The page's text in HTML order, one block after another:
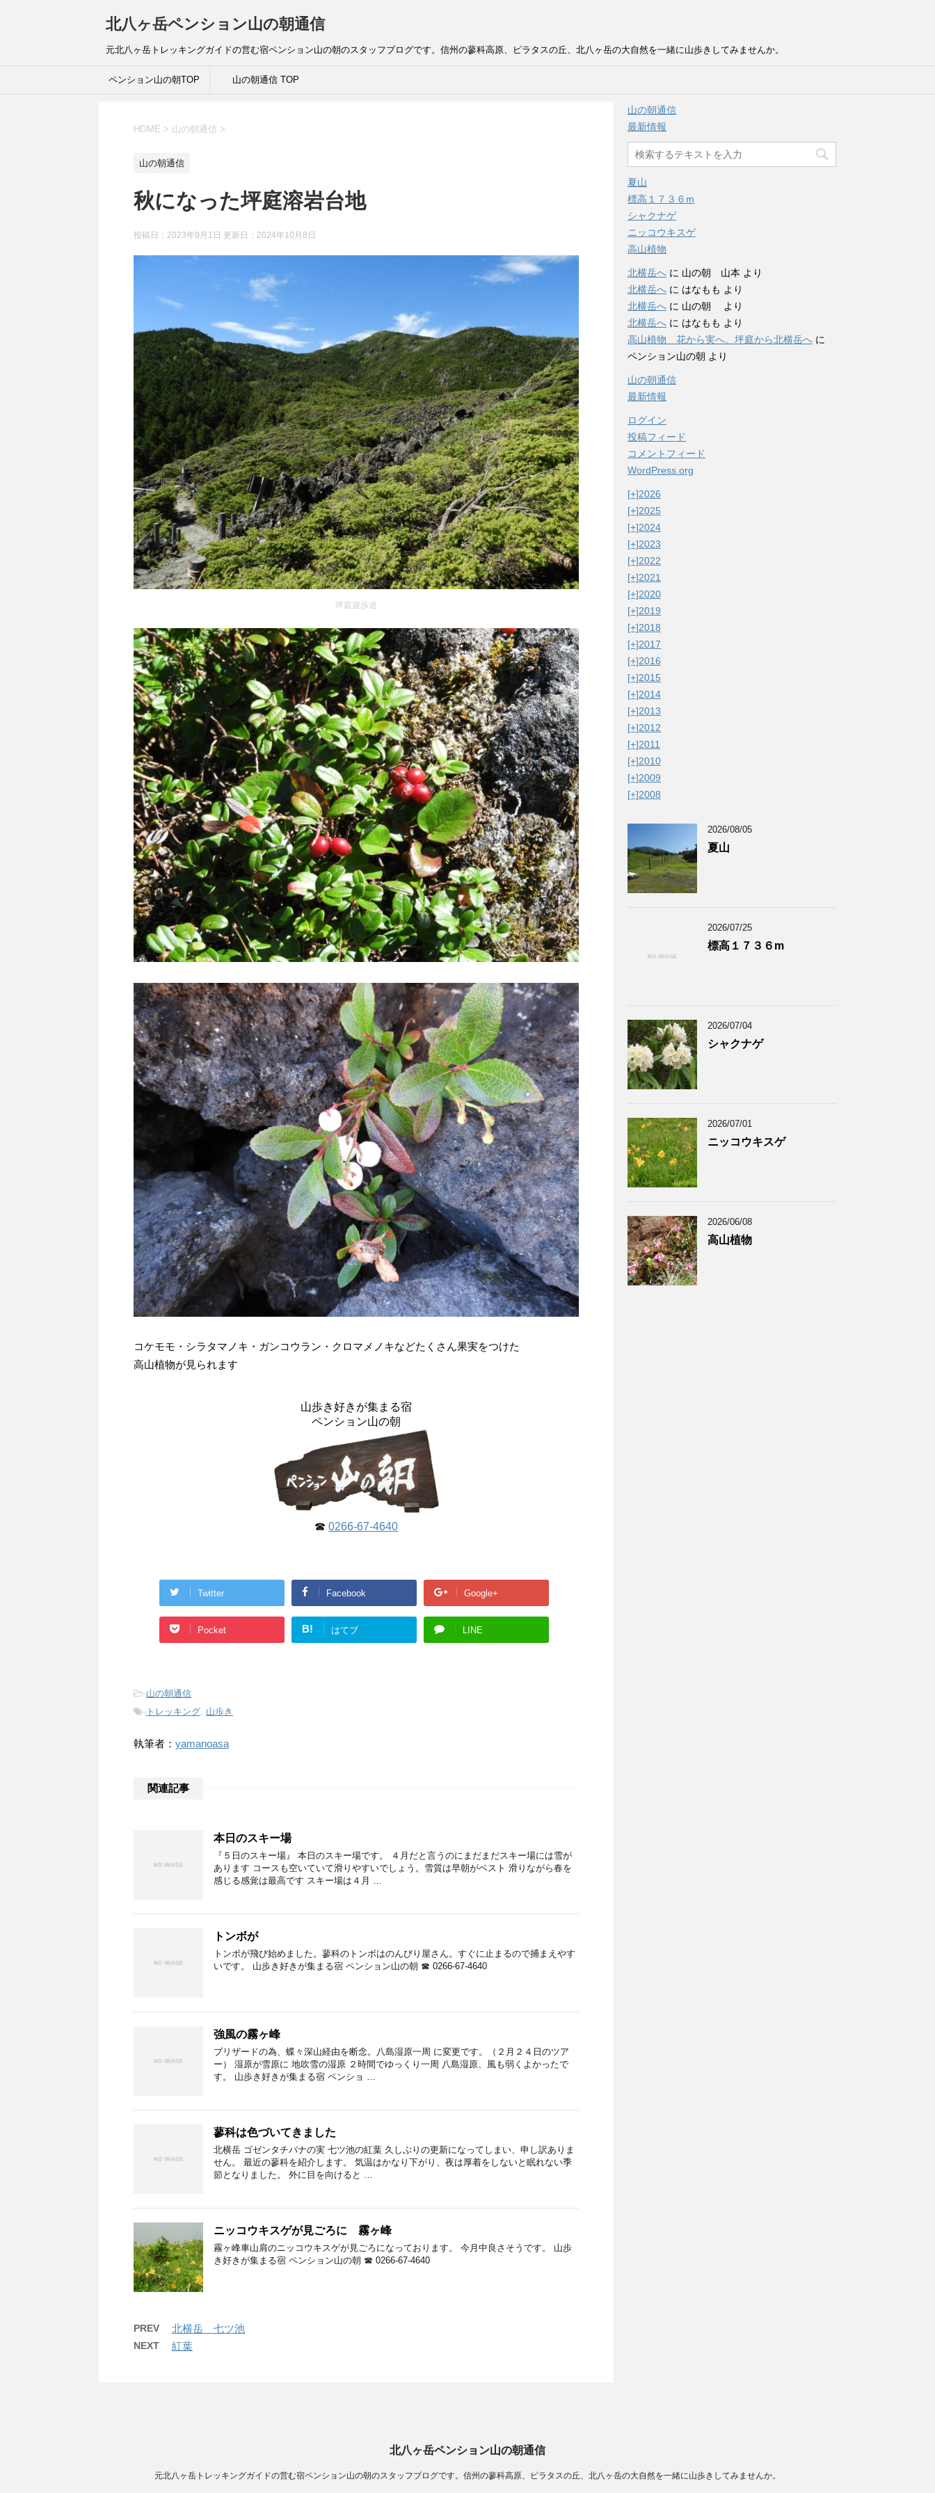
北八ヶ岳ペンション山の朝通信
元北八ヶ岳トレッキングガイドの営む宿ペンション山の朝のスタッフブログです。信州の蓼科高原、ピラタスの丘、北八ヶ岳の大自然を一緒に山歩きしてみませんか。
ペンション山の朝TOP 山の朝通信 TOP
HOME > 山の朝通信 >
山の朝通信
秋になった坪庭溶岩台地
投稿日：2023年9月1日 更新日： 2024年10月8日
坪庭遊歩道
コケモモ・シラタマノキ・ガンコウラン・クロマメノキなどたくさん果実をつけた
高山植物が見られます
山歩き好きが集まる宿
ペンション山の朝
☎ 0266-67-4640
Twitter Facebook Google+
Pocket B! はてブ LINE
-山の朝通信
- トレッキング, 山歩き
執筆者： yamanoasa
関連記事
本日のスキー場
『５日のスキー場』 本日のスキー場です。 ４月だと言うのにまだまだスキー場には雪が
あります コースも空いていて滑りやすいでしょう。雪質は早朝がベスト 滑りながら春を
感じる感覚は最高です スキー場は４月 …
トンボが
トンボが飛び始めました。蓼科のトンボはのんびり屋さん。すぐに止まるので捕まえやす
いです。 山歩き好きが集まる宿 ペンション山の朝 ☎ 0266-67-4640
強風の霧ヶ峰
ブリザードの為、蝶々深山経由を断念。八島湿原一周 に変更です。（２月２４日のツア
ー） 湿原が雪原に 地吹雪の湿原 ２時間でゆっくり一周 八島湿原、風も弱くよかったで
す。 山歩き好きが集まる宿 ペンショ …
蓼科は色づいてきました
北横岳 ゴゼンタチバナの実 七ツ池の紅葉 久しぶりの更新になってしまい、申し訳ありま
せん。 最近の蓼科を紹介します。 気温はかなり下がり、夜は厚着をしないと眠れない季
節となりました。 外に目を向けると …
ニッコウキスゲが見ごろに 霧ヶ峰
霧ヶ峰車山肩のニッコウキスゲが見ごろになっております。 今月中良さそうです。 山歩
き好きが集まる宿 ペンション山の朝 ☎ 0266-67-4640
PREV 北横岳 七ツ池
NEXT 紅葉
山の朝通信
最新情報
夏山
標高１７３６m
シャクナゲ
ニッコウキスゲ
高山植物
北横岳へ に 山の朝 山本 より
北横岳へ に はなもも より
北横岳へ に 山の朝
より
北横岳へ に はなもも より
高山植物 花から実へ。坪庭から北横岳へ に
ペンション山の朝 より
山の朝通信
最新情報
ログイン
投稿フィード
コメントフィード
WordPress.org
[+]2026
[+]2025
[+]2024
[+]2023
[+]2022
[+]2021
[+]2020
[+]2019
[+]2018
[+]2017
[+]2016
[+]2015
[+]2014
[+]2013
[+]2012
[+]2011
[+]2010
[+]2009
[+]2008
2026/08/05
夏山
2026/07/25
標高１７３６m
2026/07/04
シャクナゲ
2026/07/01
ニッコウキスゲ
2026/06/08
高山植物
北八ヶ岳ペンション山の朝通信
元北八ヶ岳トレッキングガイドの営む宿ペンション山の朝のスタッフブログです。信州の蓼科高原、ピラタスの丘、北八ヶ岳の大自然を一緒に山歩きしてみませんか。